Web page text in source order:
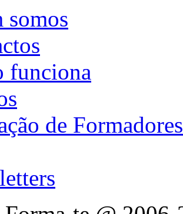
somos
funciona
de Formadores